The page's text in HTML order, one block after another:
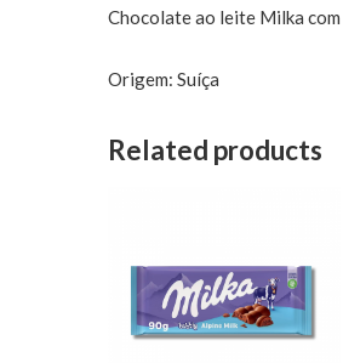
Chocolate ao leite Milka com
Origem: Suíça
Related products